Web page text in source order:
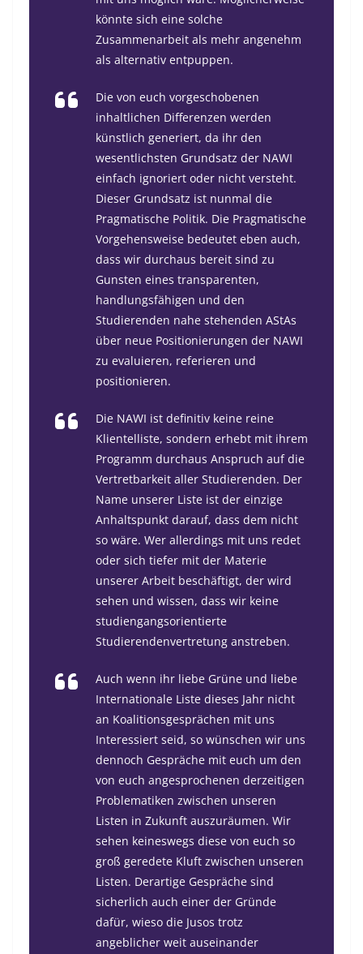
könnte sich eine solche
Zusammenarbeit als mehr angenehm
als alternativ entpuppen.
Die von euch vorgeschobenen
inhaltlichen Differenzen werden
künstlich generiert, da ihr den
wesentlichsten Grundsatz der NAWI
einfach ignoriert oder nicht versteht.
Dieser Grundsatz ist nunmal die
Pragmatische Politik. Die Pragmatische
Vorgehensweise bedeutet eben auch,
dass wir durchaus bereit sind zu
Gunsten eines transparenten,
handlungsfähigen und den
Studierenden nahe stehenden AStAs
über neue Positionierungen der NAWI
zu evaluieren, referieren und
positionieren.
Die NAWI ist definitiv keine reine
Klientelliste, sondern erhebt mit ihrem
Programm durchaus Anspruch auf die
Vertretbarkeit aller Studierenden. Der
Name unserer Liste ist der einzige
Anhaltspunkt darauf, dass dem nicht
so wäre. Wer allerdings mit uns redet
oder sich tiefer mit der Materie
unserer Arbeit beschäftigt, der wird
sehen und wissen, dass wir keine
studiengangsorientierte
Studierendenvertretung anstreben.
Auch wenn ihr liebe Grüne und liebe
Internationale Liste dieses Jahr nicht
an Koalitionsgesprächen mit uns
Interessiert seid, so wünschen wir uns
dennoch Gespräche mit euch um den
von euch angesprochenen derzeitigen
Problematiken zwischen unseren
Listen in Zukunft auszuräumen. Wir
sehen keineswegs diese von euch so
groß geredete Kluft zwischen unseren
Listen. Derartige Gespräche sind
sicherlich auch einer der Gründe
dafür, wieso die Jusos trotz
angeblicher weit auseinander